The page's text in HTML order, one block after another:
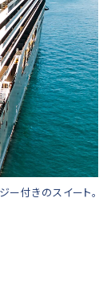
付きのスイート。